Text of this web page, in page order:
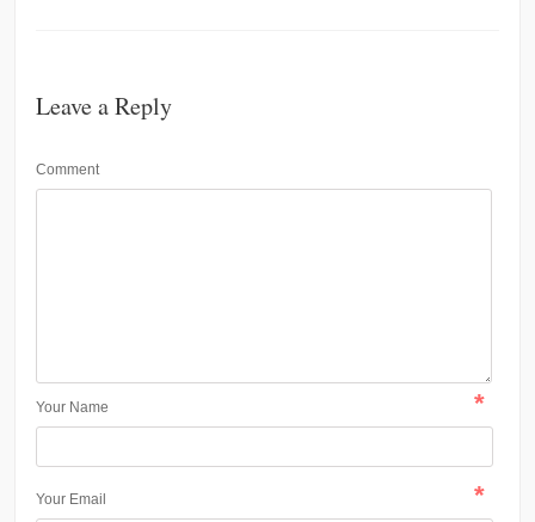
Leave a Reply
Comment
Your Name *
Your Email *